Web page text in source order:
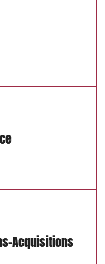
Acquisitions